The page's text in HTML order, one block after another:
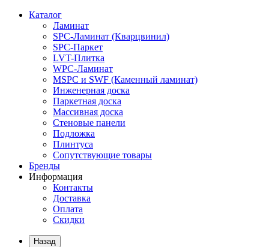
Каталог
Ламинат
SPC-Ламинат (Кварцвинил)
SPC-Паркет
LVT-Плитка
WPC-Ламинат
MSPC и SWF (Каменный ламинат)
Инженерная доска
Паркетная доска
Массивная доска
Стеновые панели
Подложка
Плинтуса
Сопутствующие товары
Бренды
Информация
Контакты
Доставка
Оплата
Скидки
Назад